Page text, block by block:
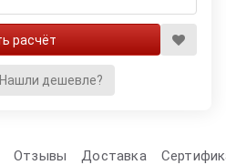
Нашли дешевле?
Отзывы Доставка